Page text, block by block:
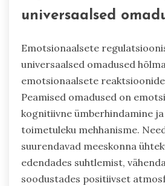
universaalsed
Emotsionaalsete
universaalsed omadused
emotsionaalsete
Peamised omadused on
kognitiivne ümberhindamine
toimetuleku mehhanisme.
suurendavad meeskonna
edendades suhtlemist,
soodustades positiivset